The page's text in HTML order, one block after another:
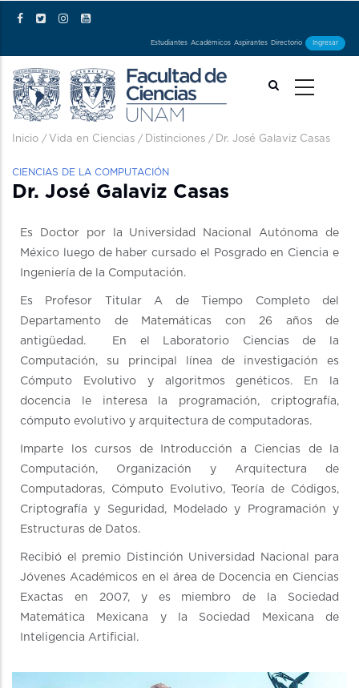
Ingresar
Directorio
Aspirantes
Académicos
Estudiantes
Ruta de navegación
Inicio / Vida en Ciencias / Distinciones / Dr. José Galaviz Casas
CIENCIAS DE LA COMPUTACIÓN
Dr. José Galaviz Casas
Es Doctor por la Universidad Nacional Autónoma de
México luego de haber cursado el Posgrado en Ciencia e
Ingeniería de la Computación.
Es Profesor Titular A de Tiempo Completo del
Departamento de Matemáticas con 26 años de
antigüedad. En el Laboratorio Ciencias de la
Computación, su principal línea de investigación es
Cómputo Evolutivo y algoritmos genéticos. En la
docencia le interesa la programación, criptografía,
cómputo evolutivo y arquitectura de computadoras.
Imparte los cursos de Introducción a Ciencias de la
Computación, Organización y Arquitectura de
Computadoras, Cómputo Evolutivo, Teoría de Códigos,
Criptografía y Seguridad, Modelado y Programación y
Estructuras de Datos.
Recibió el premio Distinción Universidad Nacional para
Jóvenes Académicos en el área de Docencia en Ciencias
Exactas en 2007, y es miembro de la Sociedad
Matemática Mexicana y la Sociedad Mexicana de
Inteligencia Artificial.